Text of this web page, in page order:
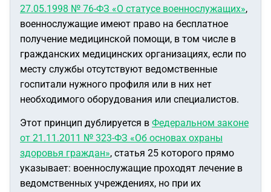
27.05.1998 № 76-ФЗ «О статусе военнослужащих»,
военнослужащие имеют право на бесплатное
получение медицинской помощи, в том числе в
гражданских медицинских организациях, если по
месту службы отсутствуют ведомственные
госпитали нужного профиля или в них нет
необходимого оборудования или специалистов.
Этот принцип дублируется в Федеральном законе
от 21.11.2011 № 323-ФЗ «Об основах охраны
здоровья граждан», статья 25 которого прямо
указывает: военнослужащие проходят лечение в
ведомственных учреждениях, но при их